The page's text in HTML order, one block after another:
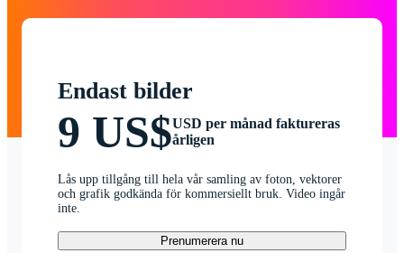
Endast bilder
9 US$USD per månad faktureras
årligen
Lås upp tillgång till hela vår samling av foton, vektorer
och grafik godkända för kommersiellt bruk. Video ingår
inte.
Prenumerera nu